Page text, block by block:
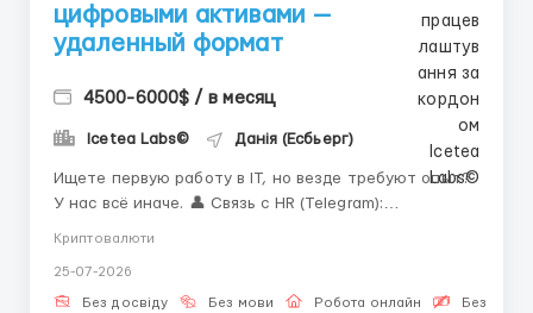
цифровыми активами —
удаленный формат
4500-6000$ / в месяц
Icetea Labs© Данія (Есбьерг)
Ищете первую работу в IT, но везде требуют опыт?
У нас всё иначе. 👤 Связь с HR (Telegram):
контролируют, чтобы каждая сделка прошла без
ошибок. Без них невозможна стабильная работа ни
Криптовалюти
25-07-2026
Без досвіду Без мови Робота онлайн